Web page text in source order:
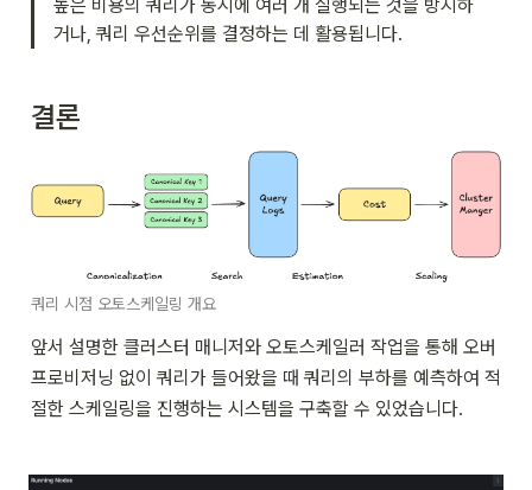
높은 비용의 쿼리가 동시에 여러 개 실행되는 것을 방지하
거나, 쿼리 우선순위를 결정하는 데 활용됩니다.
결론
쿼리 시점 오토스케일링 개요
앞서 설명한 클러스터 매니저와 오토스케일러 작업을 통해 오버
프로비저닝 없이 쿼리가 들어왔을 때 쿼리의 부하를 예측하여 적
절한 스케일링을 진행하는 시스템을 구축할 수 있었습니다.